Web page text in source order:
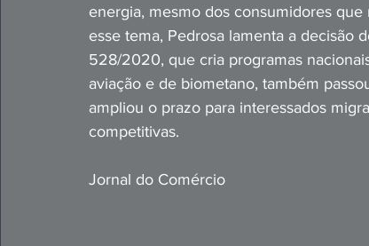
energia, mesmo dos consumidores
esse tema, Pedrosa lamenta a decisão
528/2020, que cria programas
aviação e de biometano, também
ampliou o prazo para interessados
competitivas.
Jornal do Comércio